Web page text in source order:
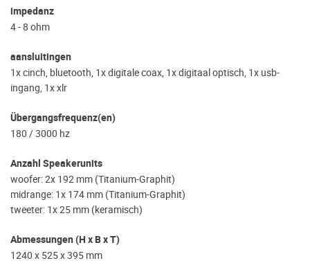
impedanz
4 - 8 ohm
aansluitingen
1x cinch, bluetooth, 1x digitale coax, 1x digitaal optisch, 1x usb-
ingang, 1x xlr
Übergangsfrequenz(en)
180 / 3000 hz
Anzahl Speakerunits
woofer: 2x 192 mm (Titanium-Graphit)
midrange: 1x 174 mm (Titanium-Graphit)
tweeter: 1x 25 mm (keramisch)
Abmessungen (H x B x T)
1240 x 525 x 395 mm